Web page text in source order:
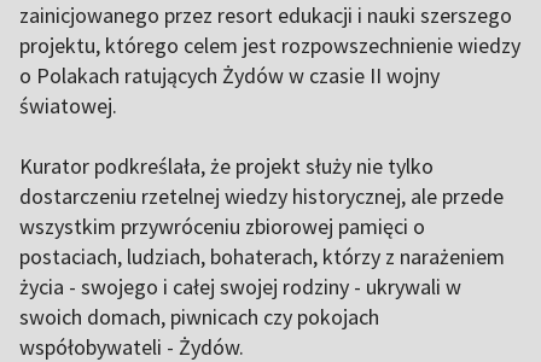
zainicjowanego przez resort edukacji i nauki szerszego
projektu, którego celem jest rozpowszechnienie wiedzy
o Polakach ratujących Żydów w czasie II wojny
światowej.
Kurator podkreślała, że projekt służy nie tylko
dostarczeniu rzetelnej wiedzy historycznej, ale przede
wszystkim przywróceniu zbiorowej pamięci o
postaciach, ludziach, bohaterach, którzy z narażeniem
życia - swojego i całej swojej rodziny - ukrywali w
swoich domach, piwnicach czy pokojach
współobywateli - Żydów.